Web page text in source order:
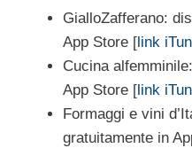
GialloZafferano:
App Store [link
Cucina
App Store [link
Formaggi e vini
gratuitamente in